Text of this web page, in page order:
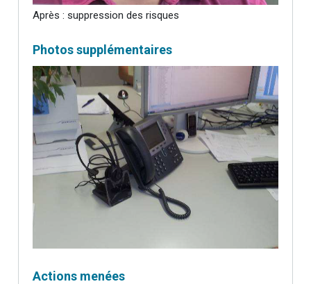
Après : suppression des risques
Photos supplémentaires
Actions menées